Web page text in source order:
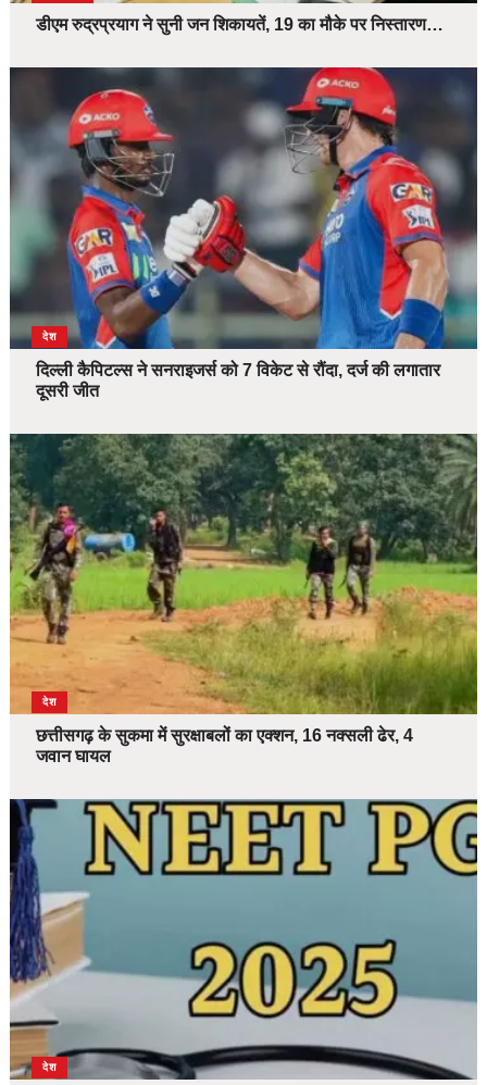
डीएम रुद्रप्रयाग ने सुनी जन शिकायतें, 19 का मौके पर निस्तारण…
देश
दिल्ली कैपिटल्स ने सनराइजर्स को 7 विकेट से रौंदा, दर्ज की लगातार
दूसरी जीत
देश
छत्तीसगढ़ के सुकमा में सुरक्षाबलों का एक्शन, 16 नक्सली ढेर, 4
जवान घायल
देश